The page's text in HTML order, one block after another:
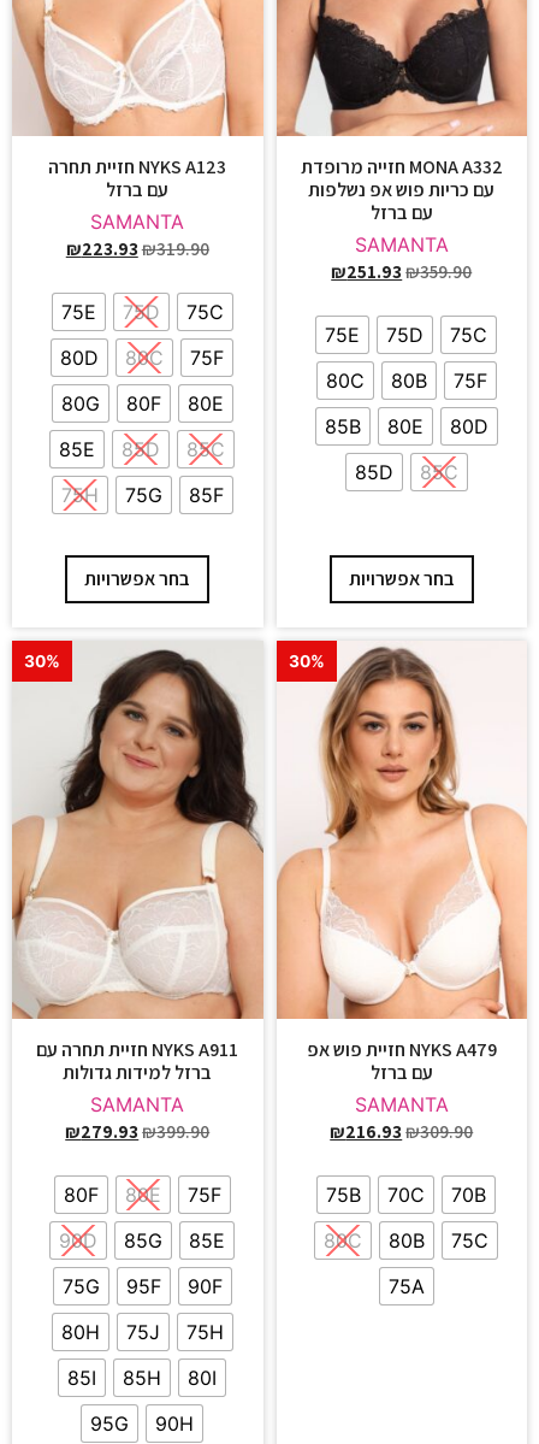
MONA A332 חזייה מרופדת
עם כריות פוש אפ נשלפות
עם ברזל
SAMANTA
₪359.90
₪251.93
75C
75D
75E
75F
80B
80C
80D
80E
85B
85C
85D
בחר אפשרויות
NYKS A123 חזיית תחרה
עם ברזל
SAMANTA
₪319.90
₪223.93
75C
75D
75E
75F
80C
80D
80E
80F
80G
85C
85D
85E
85F
75G
75H
בחר אפשרויות
30%
NYKS A479 חזיית פוש אפ
עם ברזל
SAMANTA
₪309.90
₪216.93
70B
70C
75B
75C
80B
80C
75A
30%
NYKS A911 חזיית תחרה עם
ברזל למידות גדולות
SAMANTA
₪399.90
₪279.93
75F
80E
80F
85E
85G
90D
90F
95F
75G
75H
75J
80H
80I
85H
85I
90H
95G